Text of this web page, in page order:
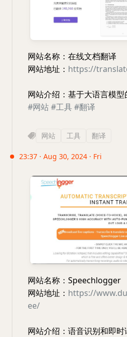
网站名称：在线文档翻译
网站地址： https://
网站介绍：基于大语言模
#网站#工具#翻译
网站 工具 翻译
23:37 · Aug 30, 2024 · Fri
网站名称：Speechlogger
网站地址： https://
ee/
网站介绍：语音识别和即